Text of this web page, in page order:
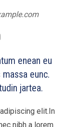
enean eu
eunc.
jartea.
elit.In
nibh a lorem